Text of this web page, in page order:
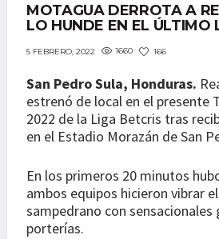
MOTAGUA DERROTA A
LO HUNDE EN EL ÚLTIMO
5 FEBRERO, 2022 1660 166
San Pedro Sula, Honduras.
estrenó de local en el presente
2022 de la Liga Betcris tras
en el Estadio Morazán de San
En los primeros 20 minutos
ambos equipos hicieron vibrar
sampedrano con sensacionales
porterías.